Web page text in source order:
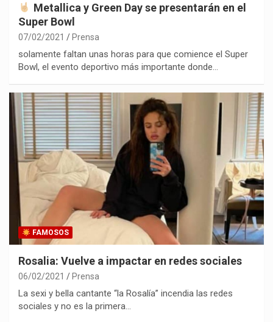
Metallica y Green Day se presentarán en el
Super Bowl
07/02/2021 Prensa
solamente faltan unas horas para que comience el Super
Bowl, el evento deportivo más importante donde…
FAMOSOS
Rosalia: Vuelve a impactar en redes sociales
06/02/2021 Prensa
La sexi y bella cantante “la Rosalía” incendia las redes
sociales y no es la primera…